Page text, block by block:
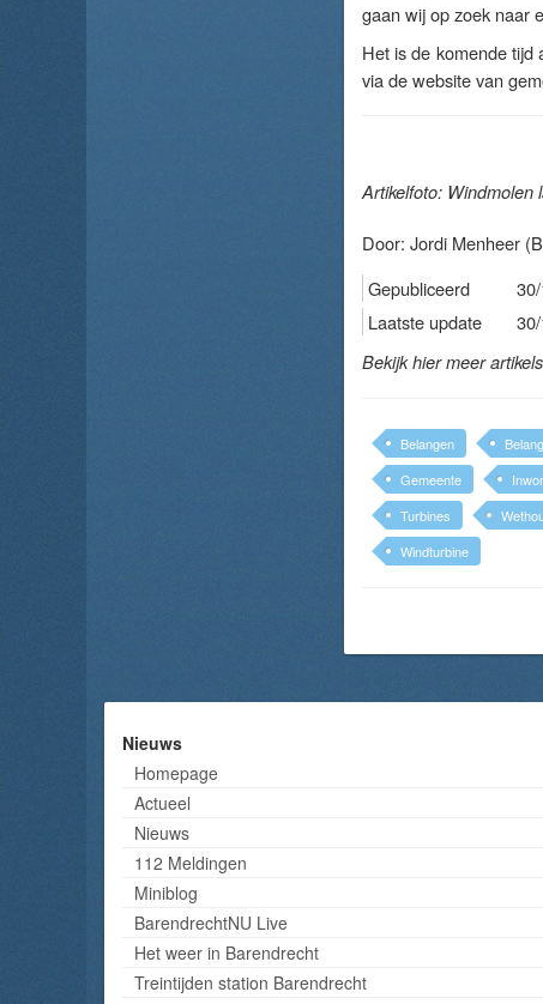
gaan wij op zoek naar
Het is de komende tijd
via de website van
Artikelfoto: Windmolen
Door: Jordi Menheer
Gepubliceerd
Laatste update
Bekijk hier meer
Belangen
Gemeente
Turbines
Windturbine
Nieuws
Homepage
Actueel
Nieuws
112 Meldingen
Miniblog
BarendrechtNU Live
Het weer in Barendrecht
Treintijden station Barendrecht